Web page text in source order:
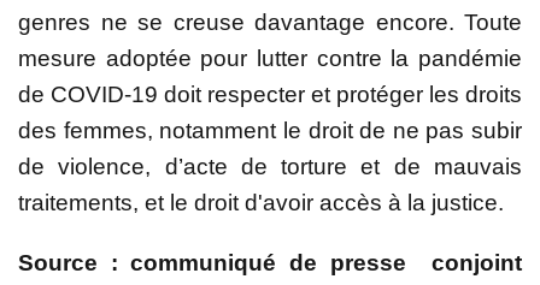
genres ne se creuse davantage encore. Toute
mesure adoptée pour lutter contre la pandémie
de COVID-19 doit respecter et protéger les droits
des femmes, notamment le droit de ne pas subir
de violence, d’acte de torture et de mauvais
traitements, et le droit d'avoir accès à la justice.
Source : communiqué de presse
conjoint